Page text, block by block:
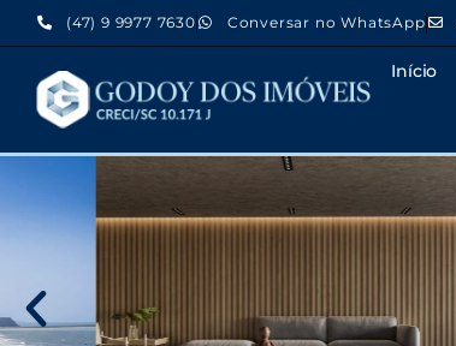
(47) 9 9977 7630 Conversar no WhatsApp
Início